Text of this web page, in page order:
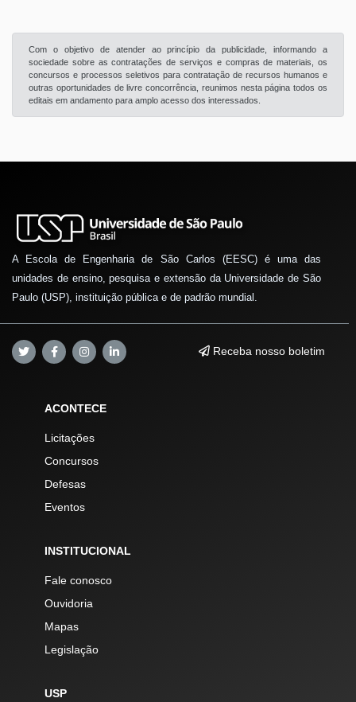
Com o objetivo de atender ao princípio da publicidade, informando a
sociedade sobre as contratações de serviços e compras de materiais, os
concursos e processos seletivos para contratação de recursos humanos e
outras oportunidades de livre concorrência, reunimos nesta página todos os
editais em andamento para amplo acesso dos interessados.
A Escola de Engenharia de São Carlos (EESC) é uma das
unidades de ensino, pesquisa e extensão da Universidade de São
Paulo (USP), instituição pública e de padrão mundial.
Receba nosso boletim
ACONTECE
Licitações
Concursos
Defesas
Eventos
INSTITUCIONAL
Fale conosco
Ouvidoria
Mapas
Legislação
USP